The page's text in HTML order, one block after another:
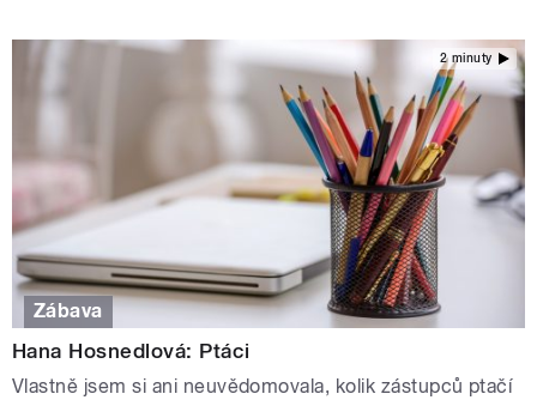
2 minuty
Zábava
Hana Hosnedlová: Ptáci
Vlastně jsem si ani neuvědomovala, kolik zástupců ptačí